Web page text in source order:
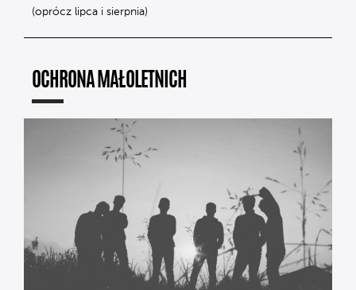
(oprócz lipca i sierpnia)
OCHRONA MAŁOLETNICH